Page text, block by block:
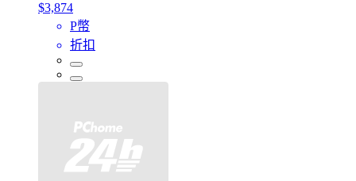
$3,874
P幣
折扣